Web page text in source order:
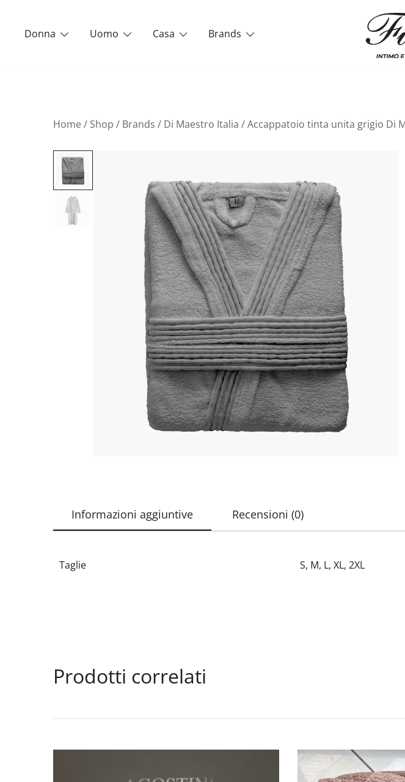
contenuto
Donna Uomo Casa Brands
Home/ Shop / Brands / Di Maestro Italia / Accappatoio tinta unita grigio Di
Informazioni aggiuntive Recensioni (0)
Taglie S, M, L, XL, 2XL
Prodotti correlati